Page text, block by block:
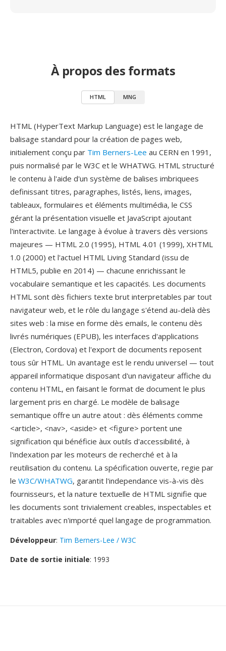
À propos des formats
HTML MNG
HTML (HyperText Markup Language) est le langage de
balisage standard pour la création de pages web,
initialement conçu par Tim Berners-Lee au CERN en 1991,
puis normalisé par le W3C et le WHATWG. HTML structuré
le contenu à l'aide d'un système de balises imbriquees
definissant titres, paragraphes, listés, liens, images,
tableaux, formulaires et éléments multimédia, le CSS
gérant la présentation visuelle et JavaScript ajoutant
l'interactivite. Le langage à évolue à travers dès versions
majeures — HTML 2.0 (1995), HTML 4.01 (1999), XHTML
1.0 (2000) et l'actuel HTML Living Standard (issu de
HTML5, publie en 2014) — chacune enrichissant le
vocabulaire semantique et les capacités. Les documents
HTML sont dès fichiers texte brut interpretables par tout
navigateur web, et le rôle du langage s'étend au-delà dès
sites web : la mise en forme dès emails, le contenu dès
livrés numériques (EPUB), les interfaces d'applications
(Electron, Cordova) et l'export de documents reposent
tous sûr HTML. Un avantage est le rendu universel — tout
appareil informatique disposant d'un navigateur affiche du
contenu HTML, en faisant le format de document le plus
largement pris en chargé. Le modèle de balisage
semantique offre un autre atout : dès éléments comme
<article>, <nav>, <aside> et <figure> portent une
signification qui bénéficie àux outils d'accessibilité, à
l'indexation par les moteurs de recherché et à la
reutilisation du contenu. La spécification ouverte, regie par
le W3C/WHATWG, garantit l'independance vis-à-vis dès
fournisseurs, et la nature textuelle de HTML signifie que
les documents sont trivialement creables, inspectables et
traitables avec n'importé quel langage de programmation.
Développeur: Tim Berners-Lee / W3C
Date de sortie initiale: 1993